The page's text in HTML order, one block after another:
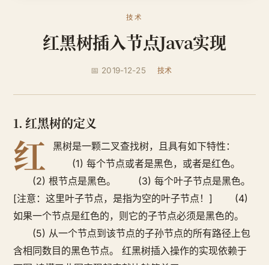
技术
红黑树插入节点Java实现
📅 2019-12-25 技术
1. 红黑树的定义
红
黑树是一颗二叉查找树，且具有如下特性：
(1) 每个节点或者是黑色，或者是红色。
(2) 根节点是黑色。 (3) 每个叶子节点是黑色。
[注意：这里叶子节点，是指为空的叶子节点！] (4)
如果一个节点是红色的，则它的子节点必须是黑色的。
(5) 从一个节点到该节点的子孙节点的所有路径上包
含相同数目的黑色节点。 红黑树插入操作的实现依赖于